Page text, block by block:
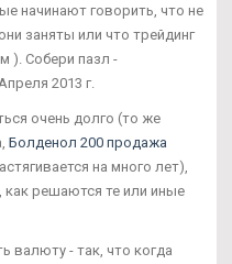
начинают говорить, что не
заняты или что трейдинг
). Собери пазл -
2013 г.
очень долго (то же
Болденол 200 продажа
на много лет),
как решаются те или иные
валюту - так, что когда